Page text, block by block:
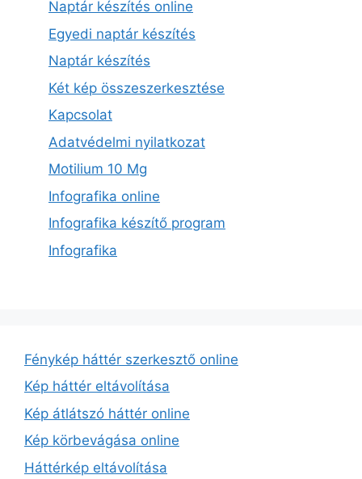
Naptár készítés online
Egyedi naptár készítés
Naptár készítés
Két kép összeszerkesztése
Kapcsolat
Adatvédelmi nyilatkozat
Motilium 10 Mg
Infografika online
Infografika készítő program
Infografika
Fénykép háttér szerkesztő online
Kép háttér eltávolítása
Kép átlátszó háttér online
Kép körbevágása online
Háttérkép eltávolítása